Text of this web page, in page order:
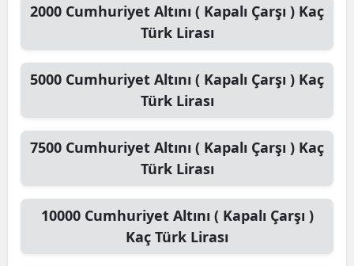
2000 Cumhuriyet Altını ( Kapalı Çarşı ) Kaç
Türk Lirası
5000 Cumhuriyet Altını ( Kapalı Çarşı ) Kaç
Türk Lirası
7500 Cumhuriyet Altını ( Kapalı Çarşı ) Kaç
Türk Lirası
10000 Cumhuriyet Altını ( Kapalı Çarşı )
Kaç Türk Lirası